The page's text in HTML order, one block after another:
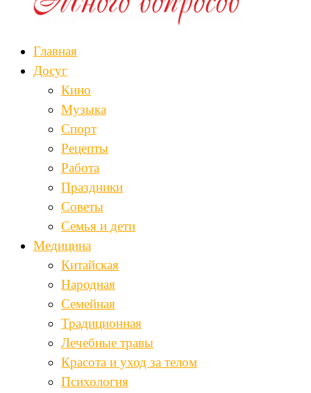
Главная
Досуг
Кино
Музыка
Спорт
Рецепты
Работа
Праздники
Советы
Семья и дети
Медицина
Китайская
Народная
Семейная
Традиционная
Лечебные травы
Красота и уход за телом
Психология